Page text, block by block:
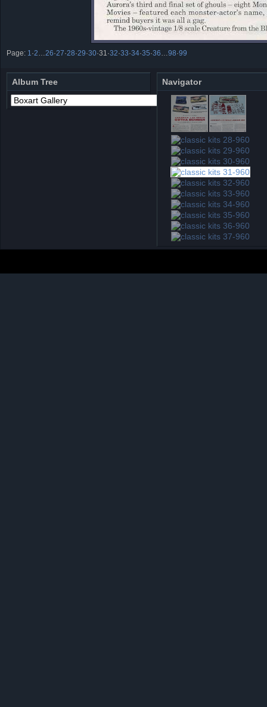
Page: 1 ·2 26·27·28·29·30·31 ·32·33·34·35·36 98·99
Album Tree Navigator